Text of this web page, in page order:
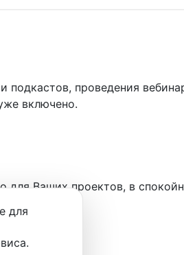
подкастов, проведения
включено.
для Ваших проектов, в
для